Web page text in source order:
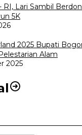
RI, Lari Sambil
5K
2025 Bupati
Alam
2025